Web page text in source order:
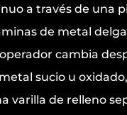
a través de una
de metal
cambia
sucio u
varilla de relleno